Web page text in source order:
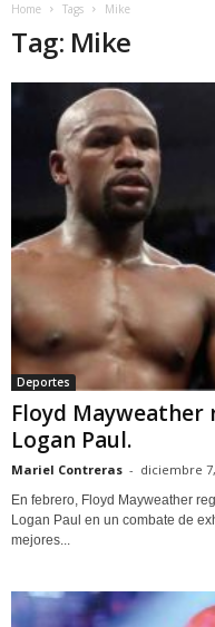
Home Tags Mike
Tag: Mike
Deportes
Floyd
Logan Paul.
Mariel Contreras - diciembre
En febrero, Floyd Mayweather
Logan Paul en un combate de
mejores...